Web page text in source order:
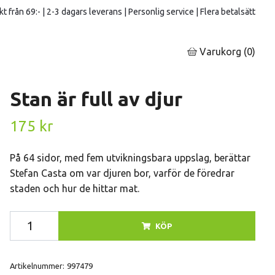
från 69:- | 2-3 dagars leverans | Personlig service | Flera betalsätt
Varukorg (0)
Stan är full av djur
175 kr
På 64 sidor, med fem utvikningsbara uppslag, berättar
Stefan Casta om var djuren bor, varför de föredrar
staden och hur de hittar mat.
KÖP
Artikelnummer: 997479